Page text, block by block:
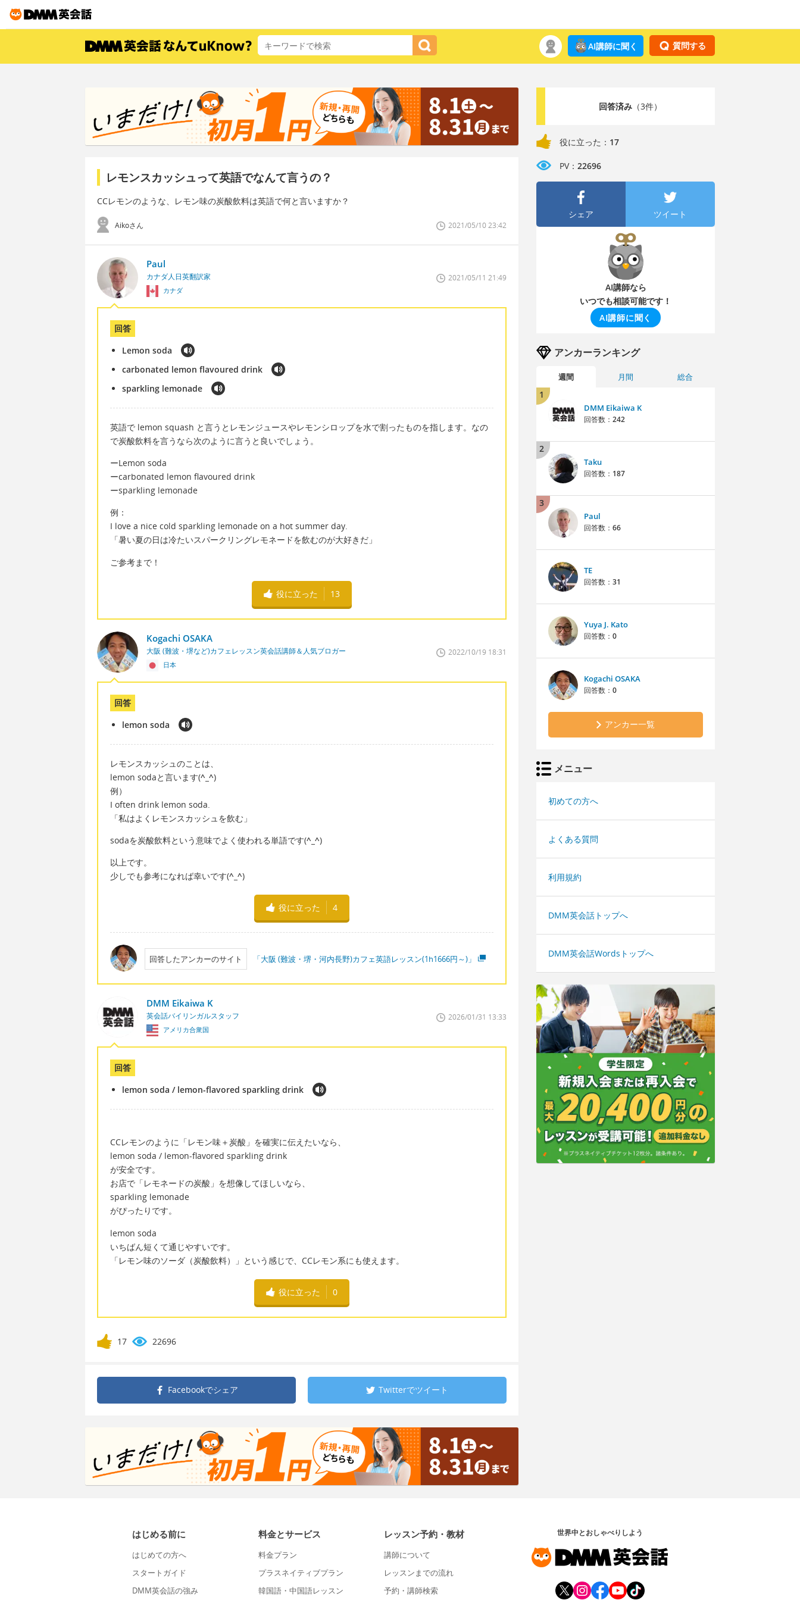
質問する
AI講師に聞く
レモンスカッシュって英語でなんて言うの？
CCレモンのような、レモン味の炭酸飲料は英語で何と言いますか？
Aikoさん 2021/05/10 23:42
Paul
カナダ人日英翻訳家
カナダ
2021/05/11 21:49
回答
Lemon soda
carbonated lemon flavoured drink
sparkling lemonade
英語で lemon squash と言うとレモンジュースやレモンシロップを水で割ったものを指します。なの
で炭酸飲料を言うなら次のように言うと良いでしょう。
ーLemon soda
ーcarbonated lemon flavoured drink
ーsparkling lemonade
例：
I love a nice cold sparkling lemonade on a hot summer day.
「暑い夏の日は冷たいスパークリングレモネードを飲むのが大好きだ」
ご参考まで！
役に立った 13
Kogachi OSAKA
大阪 (難波・堺など)カフェレッスン英会話講師＆人気ブロガー
日本
2022/10/19 18:31
回答
lemon soda
レモンスカッシュのことは、
lemon sodaと言います(^_^)
例）
I often drink lemon soda.
「私はよくレモンスカッシュを飲む」
sodaを炭酸飲料という意味でよく使われる単語です(^_^)
以上です。
少しでも参考になれば幸いです(^_^)
役に立った 4
回答したアンカーのサイト 「大阪 (難波・堺・河内長野)カフェ英語レッスン(1h1666円～)」
DMM Eikaiwa K
英会話バイリンガルスタッフ
アメリカ合衆国
2026/01/31 13:33
回答
lemon soda / lemon-flavored sparkling drink
CCレモンのように「レモン味＋炭酸」を確実に伝えたいなら、
lemon soda / lemon-flavored sparkling drink
が安全です。
お店で「レモネードの炭酸」を想像してほしいなら、
sparkling lemonade
がぴったりです。
lemon soda
いちばん短くて通じやすいです。
「レモン味のソーダ（炭酸飲料）」という感じで、CCレモン系にも使えます。
役に立った 0
17 22696
Facebookでシェア Twitterでツイート
回答済み（3件）
役に立った： 17
PV： 22696
シェア ツイート
AI講師なら
いつでも相談可能です！
AI講師に聞く
アンカーランキング
週間 月間 総合
1
DMM Eikaiwa K
回答数： 242
2
Taku
回答数： 187
3
Paul
回答数： 66
TE
回答数： 31
Yuya J. Kato
回答数： 0
Kogachi OSAKA
回答数： 0
アンカー一覧
メニュー
初めての方へ
よくある質問
利用規約
DMM英会話トップへ
DMM英会話Wordsトップへ
はじめる前に
はじめての方へ
スタートガイド
DMM英会話の強み
料金とサービス
料金プラン
プラスネイティブプラン
韓国語・中国語レッスン
レッスン予約・教材
講師について
レッスンまでの流れ
予約・講師検索
世界中とおしゃべりしよう